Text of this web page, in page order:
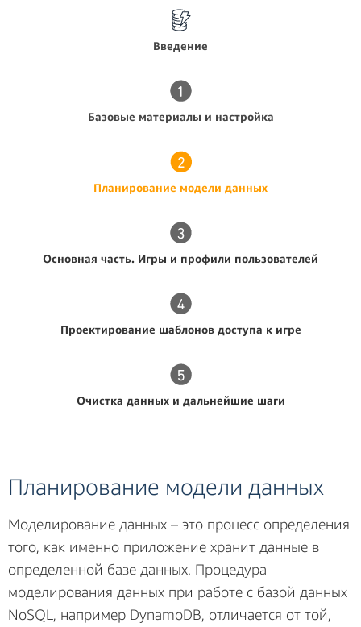
Введение
Базовые материалы и настройка
Планирование модели данных
Основная часть. Игры и профили пользователей
Проектирование шаблонов доступа к игре
Очистка данных и дальнейшие шаги
Планирование модели данных
Моделирование данных – это процесс определения
того, как именно приложение хранит данные в
определенной базе данных. Процедура
моделирования данных при работе с базой данных
NoSQL, например DynamoDB, отличается от той,